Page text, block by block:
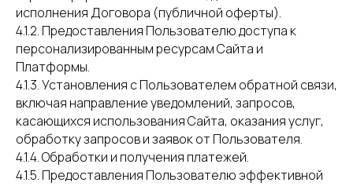
исполнения Договора (публичной оферты).
4.1.2. Предоставления Пользователю доступа к
персонализированным ресурсам Сайта и
Платформы.
4.1.3. Установления с Пользователем обратной связи,
включая направление уведомлений, запросов,
касающихся использования Сайта, оказания услуг,
обработку запросов и заявок от Пользователя.
4.1.4. Обработки и получения платежей.
4.1.5. Предоставления Пользователю эффективной